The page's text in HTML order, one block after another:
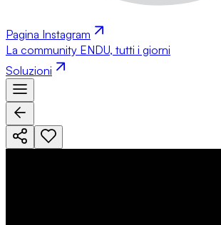
Pagina Instagram
La community ENDU, tutti i giorni
Soluzioni